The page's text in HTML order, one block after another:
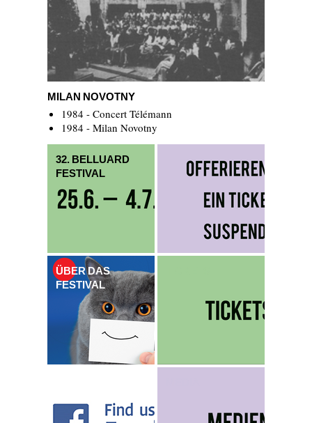
MILAN NOVOTNY
1984 - Concert Télémann
1984 - Milan Novotny
32. BELLUARD
FESTIVAL
ÜBER DAS
FESTIVAL